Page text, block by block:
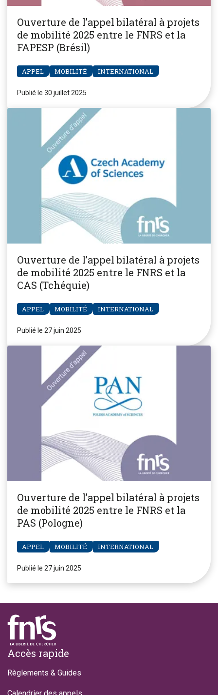
Ouverture de l’appel bilatéral à projets
de mobilité 2025 entre le FNRS et la
FAPESP (Brésil)
APPEL MOBILITÉ INTERNATIONAL
Publié le 30 juillet 2025
Ouverture de l’appel bilatéral à projets
de mobilité 2025 entre le FNRS et la
CAS (Tchéquie)
APPEL MOBILITÉ INTERNATIONAL
Publié le 27 juin 2025
Ouverture de l’appel bilatéral à projets
de mobilité 2025 entre le FNRS et la
PAS (Pologne)
APPEL MOBILITÉ INTERNATIONAL
Publié le 27 juin 2025
Footer
Accès rapide
Règlements & Guides